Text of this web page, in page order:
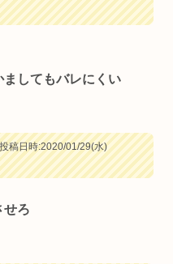
ましてもバレにくい
稿日時:2020/01/29(水)
せろ